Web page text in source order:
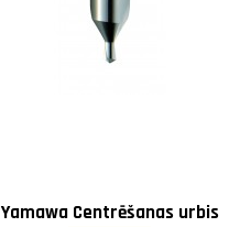
Yamawa Centrēšanas urbis